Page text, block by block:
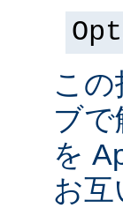
こ
ブ
を
お